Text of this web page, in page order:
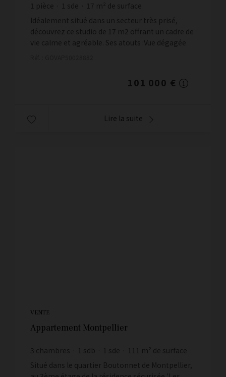
1 pièce 1 sde 17 m² de surface
5 941,18 € prix / m²
Idéalement situé dans un secteur très prisé,
découvrez ce studio de 17 m2 offrant un cadre de
vie calme et agréable. Ses atouts :Vue dégagée
101 000 €
Lire la suite
VENTE
Appartement Montpellier
3 chambres 1 sdb 1 sde 111 m² de surface
3 171,17 € prix / m²
Situé dans le quartier Boutonnet de Montpellier,